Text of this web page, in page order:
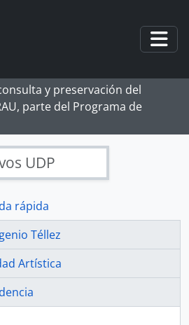
y preservación del
parte del Programa de
UDP
rápida
Téllez
Artística